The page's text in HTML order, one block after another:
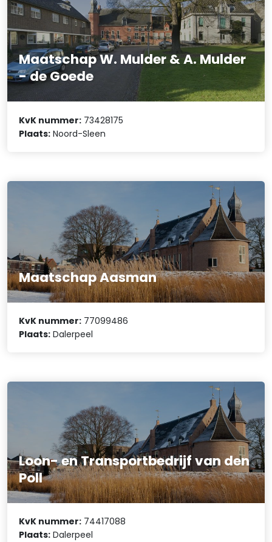
Maatschap W. Mulder & A. Mulder
- de Goede
KvK nummer: 73428175
Plaats: Noord-Sleen
Maatschap Aasman
KvK nummer: 77099486
Plaats: Dalerpeel
Loon- en Transportbedrijf van den
Poll
KvK nummer: 74417088
Plaats: Dalerpeel